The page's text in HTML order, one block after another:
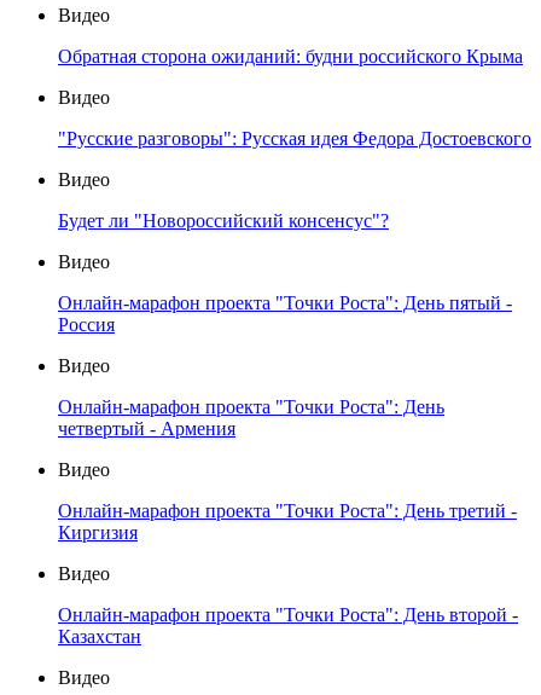
Видео
Обратная сторона ожиданий: будни российского Крыма
Видео
"Русские разговоры": Русская идея Федора Достоевского
Видео
Будет ли "Новороссийский консенсус"?
Видео
Онлайн-марафон проекта "Точки Роста": День пятый -
Россия
Видео
Онлайн-марафон проекта "Точки Роста": День
четвертый - Армения
Видео
Онлайн-марафон проекта "Точки Роста": День третий -
Киргизия
Видео
Онлайн-марафон проекта "Точки Роста": День второй -
Казахстан
Видео